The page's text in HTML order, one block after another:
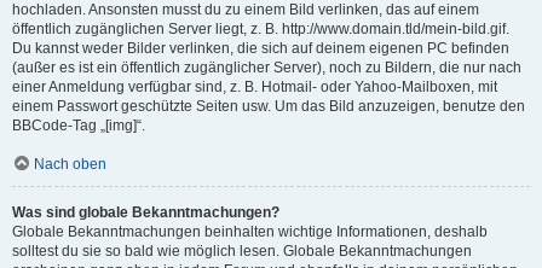
hochladen. Ansonsten musst du zu einem Bild verlinken, das auf einem
öffentlich zugänglichen Server liegt, z. B. http://www.domain.tld/mein-bild.gif.
Du kannst weder Bilder verlinken, die sich auf deinem eigenen PC befinden
(außer es ist ein öffentlich zugänglicher Server), noch zu Bildern, die nur nach
einer Anmeldung verfügbar sind, z. B. Hotmail- oder Yahoo-Mailboxen, mit
einem Passwort geschützte Seiten usw. Um das Bild anzuzeigen, benutze den
BBCode-Tag „[img]“.
Nach oben
Was sind globale Bekanntmachungen?
Globale Bekanntmachungen beinhalten wichtige Informationen, deshalb
solltest du sie so bald wie möglich lesen. Globale Bekanntmachungen